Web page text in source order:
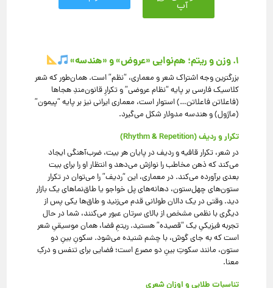
آپ
۱. وزن و ریتم؛ هم‌نوایی «عروض» و «هندسه»
بزرگترین وجه اشتراک شعر و معماری، “نظم” است. همان‌طور که شعر
کلاسیک فارسی بر پایه “نظام عروضی” و تکرارِ قانون‌مندِ هجاها
(فاعلاتن فاعلاتن…) استوار است، معماری ایرانی نیز بر پایه “پیمون”
(ماژول) و هندسه مدولار شکل می‌گیرد.
تکرار و ردیف (Rhythm & Repetition)
در شعر، تکرار قافیه و ردیف در پایان هر بیت، ضرب‌آهنگی ایجاد
می‌کند که ذهن مخاطب را نوازش می‌دهد و انتظار او را برای بیت
بعدی برآورده می‌کند. در معماری، این “ردیف” را می‌توان در تکرار
ستون‌های چهل‌ستون، دهانه‌های پل خواجو یا طاق‌نماهای یک بازار
دید. وقتی در یک دالان طولانی قدم می‌زنید و طاق‌ها یکی پس از
دیگری با نظمی مشخص از بالای سرتان عبور می‌کنند، شما در حال
تجربه فیزیکیِ یک “قصیده” هستید. ریتمِ فضا، همان موسیقیِ شعر
است که به جای گوش، با چشم شنیده می‌شود. سکونِ بینِ دو
ستون، مانند سکوتِ بینِ دو مصرع است؛ فضایی برای تنفس و درکِ
معنا.